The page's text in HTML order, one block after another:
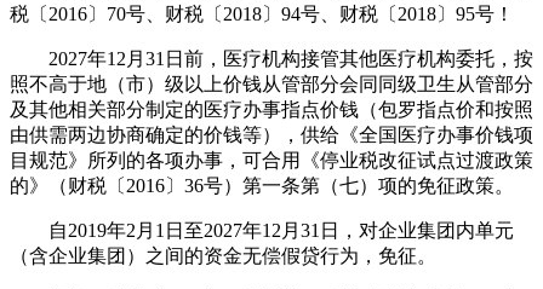
税〔2016〕70号、财税〔2018〕94号、财税〔2018〕95号！
2027年12月31日前，医疗机构接管其他医疗机构委托，按
照不高于地（市）级以上价钱从管部分会同同级卫生从管部分
及其他相关部分制定的医疗办事指点价钱（包罗指点价和按照
由供需两边协商确定的价钱等），供给《全国医疗办事价钱项
目规范》所列的各项办事，可合用《停业税改征试点过渡政策
的》（财税〔2016〕36号）第一条第（七）项的免征政策。
自2019年2月1日至2027年12月31日，对企业集团内单元
（含企业集团）之间的资金无偿假贷行为，免征。